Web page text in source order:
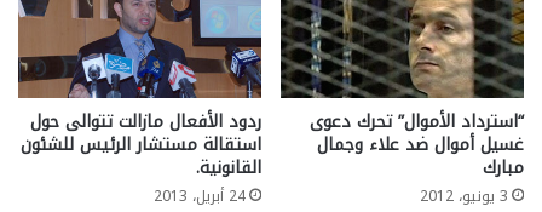
“استرداد الأموال” تحرك دعوى
غسيل أموال ضد علاء وجمال
مبارك
3 يونيو، 2012
ردود الأفعال مازالت تتوالى حول
استقالة مستشار الرئيس للشئون
القانونية.
24 أبريل، 2013